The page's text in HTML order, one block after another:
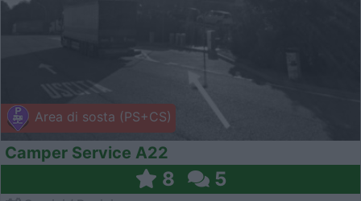
Area di sosta (PS+CS)
Camper Service A22
8 5